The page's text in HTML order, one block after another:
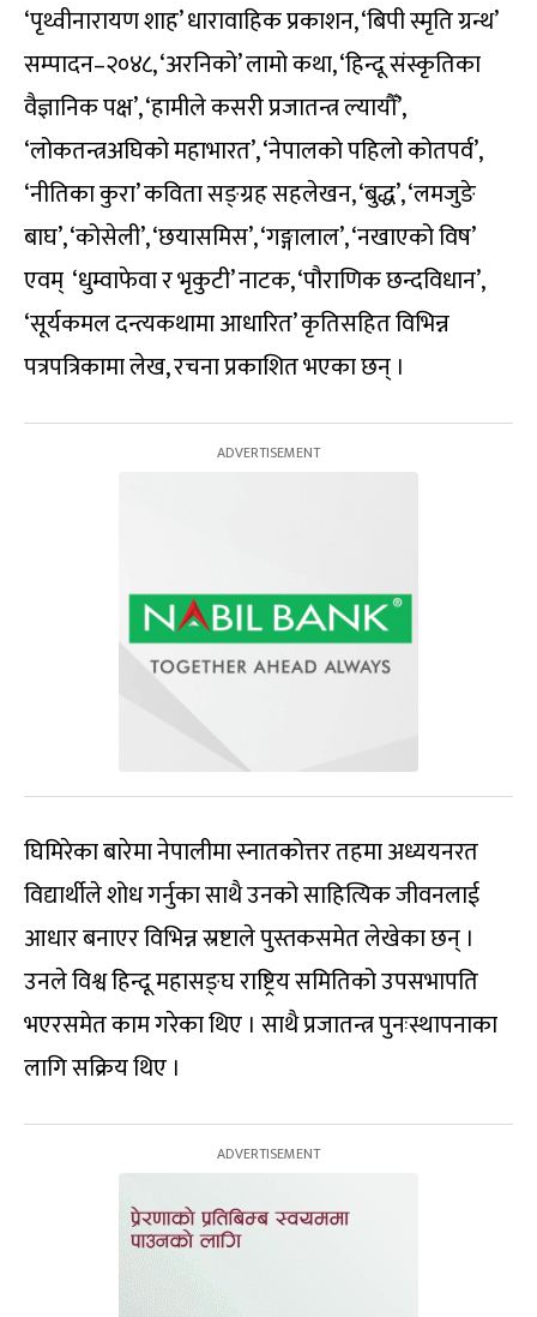
‘पृथ्वीनारायण शाह’ धारावाहिक प्रकाशन, ‘बिपी स्मृति ग्रन्थ’
सम्पादन–२०४८, ‘अरनिको’ लामो कथा, ‘हिन्दू संस्कृतिका
वैज्ञानिक पक्ष’, ‘हामीले कसरी प्रजातन्त्र ल्यायौँ’,
‘लोकतन्त्रअघिको महाभारत’, ‘नेपालको पहिलो कोतपर्व’,
‘नीतिका कुरा’ कविता सङ्ग्रह सहलेखन, ‘बुद्ध’, ‘लमजुङे
बाघ’, ‘कोसेली’, ‘छयासमिस’, ‘गङ्गालाल’, ‘नखाएको विष’
एवम् ‘धुम्वाफेवा र भृकुटी’ नाटक, ‘पौराणिक छन्दविधान’,
‘सूर्यकमल दन्त्यकथामा आधारित’ कृतिसहित विभिन्न
पत्रपत्रिकामा लेख, रचना प्रकाशित भएका छन् ।
घिमिरेका बारेमा नेपालीमा स्नातकोत्तर तहमा अध्ययनरत
विद्यार्थीले शोध गर्नुका साथै उनको साहित्यिक जीवनलाई
आधार बनाएर विभिन्न स्रष्टाले पुस्तकसमेत लेखेका छन् ।
उनले विश्व हिन्दू महासङ्घ राष्ट्रिय समितिको उपसभापति
भएरसमेत काम गरेका थिए । साथै प्रजातन्त्र पुनःस्थापनाका
लागि सक्रिय थिए ।